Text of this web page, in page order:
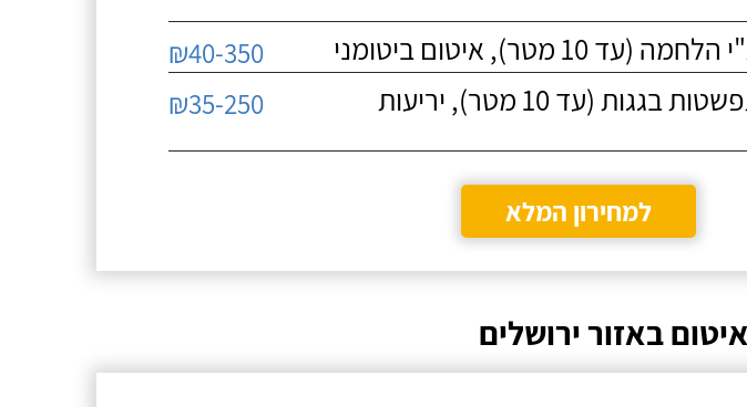
מטר), איטום ביטומני ₪40-350
תיקוני איטום, תפרי התפשטות בגגות (עד 10 מטר), יריעות
₪35-250
למחירון המלא
באזור ירושלים